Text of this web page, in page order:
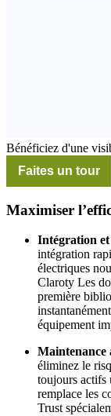
Bénéficiez d'une
Faites un tour
Maximiser
Intégration et
intégration
électriques
Claroty Les
première
équipement
Maintenance
éliminez le
toujours actifs
remplace les
Trust